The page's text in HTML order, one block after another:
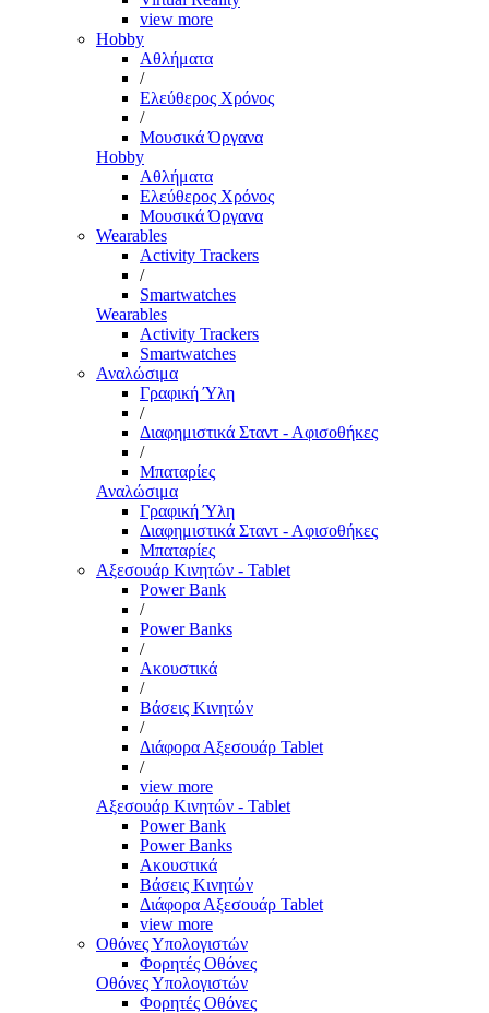
view more
Hobby
Αθλήματα
/
Ελεύθερος Χρόνος
/
Μουσικά Όργανα
Hobby
Αθλήματα
Ελεύθερος Χρόνος
Μουσικά Όργανα
Wearables
Activity Trackers
/
Smartwatches
Wearables
Activity Trackers
Smartwatches
Αναλώσιμα
Γραφική Ύλη
/
Διαφημιστικά Σταντ - Αφισοθήκες
/
Μπαταρίες
Αναλώσιμα
Γραφική Ύλη
Διαφημιστικά Σταντ - Αφισοθήκες
Μπαταρίες
Αξεσουάρ Κινητών - Tablet
Power Bank
/
Power Banks
/
Ακουστικά
/
Βάσεις Κινητών
/
Διάφορα Αξεσουάρ Tablet
/
view more
Αξεσουάρ Κινητών - Tablet
Power Bank
Power Banks
Ακουστικά
Βάσεις Κινητών
Διάφορα Αξεσουάρ Tablet
view more
Οθόνες Υπολογιστών
Φορητές Οθόνες
Οθόνες Υπολογιστών
Φορητές Οθόνες